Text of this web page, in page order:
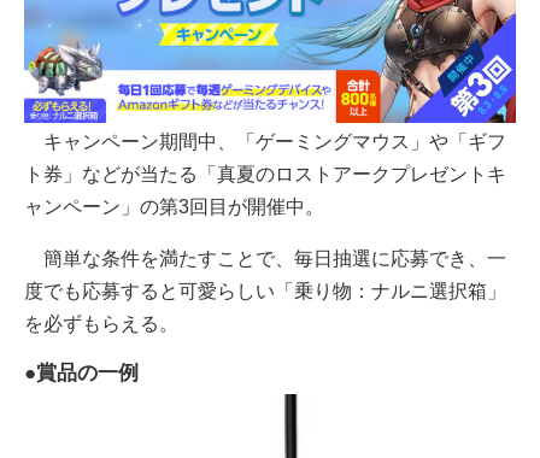
キャンペーン期間中、「ゲーミングマウス」や「ギフ
ト券」などが当たる「真夏のロストアークプレゼントキ
ャンペーン」の第3回目が開催中。
簡単な条件を満たすことで、毎日抽選に応募でき、一
度でも応募すると可愛らしい「乗り物：ナルニ選択箱」
を必ずもらえる。
●賞品の一例